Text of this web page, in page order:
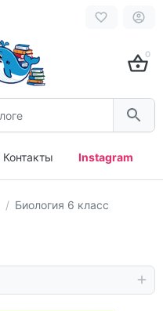
0
Контакты Instagram
Биология 6 класс